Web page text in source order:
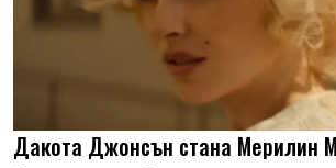
Дакота Джонсън стана Мерилин